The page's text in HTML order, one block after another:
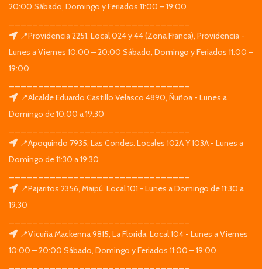
20:00 Sábado, Domingo y Feriados 11:00 – 19:00
📍Providencia 2251. Local 024 y 44 (Zona Franca), Providencia -
Lunes a Viernes 10:00 – 20:00 Sábado, Domingo y Feriados 11:00 –
19:00
📍Alcalde Eduardo Castillo Velasco 4890, Ñuñoa - Lunes a
Domingo de 10:00 a 19:30
📍Apoquindo 7935, Las Condes. Locales 102A Y 103A - Lunes a
Domingo de 11:30 a 19:30
📍Pajaritos 2356, Maipú. Local 101 - Lunes a Domingo de 11:30 a
19:30
📍Vicuña Mackenna 9815, La Florida. Local 104 - Lunes a Viernes
10:00 – 20:00 Sábado, Domingo y Feriados 11:00 – 19:00